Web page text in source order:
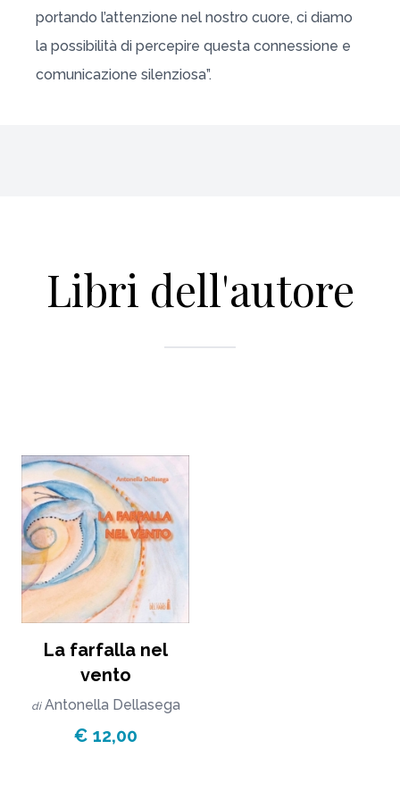
portando l’attenzione nel nostro cuore, ci diamo
la possibilità di percepire questa connessione e
comunicazione silenziosa”.
Libri dell'autore
La farfalla nel
vento
di Antonella Dellasega
€ 12,00